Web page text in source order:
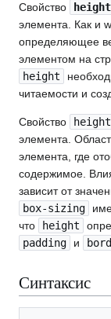
Свойство height
элемента. Как и
определяющее
элементом на
height
читаемости и
Свойство height
элемента.
элемента, где
содержимое.
зависит от
box-sizing
что
height
padding
и
Синтаксис